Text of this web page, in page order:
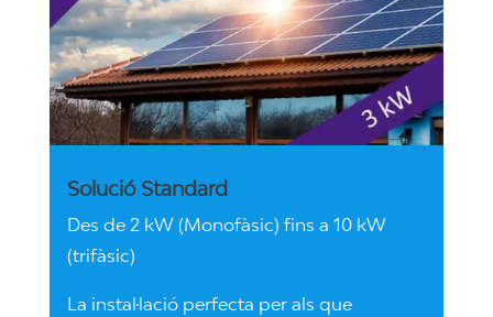
Solució Standard
Des de 2 kW (Monofàsic) fins a 10 kW
(trifàsic)
La instal·lació perfecta per als que